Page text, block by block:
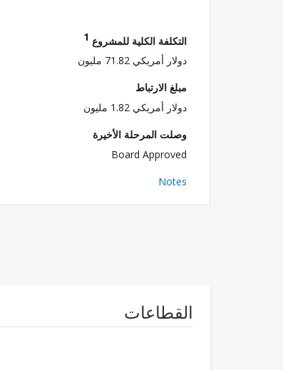
التكلفة الكلية للمشروع 1
دولار أمريكي 71.82 مليون
مبلغ الارتباط
دولار أمريكي 1.82 مليون
وصلت المرحلة الأخيرة
Board Approved
Notes
القطاعات